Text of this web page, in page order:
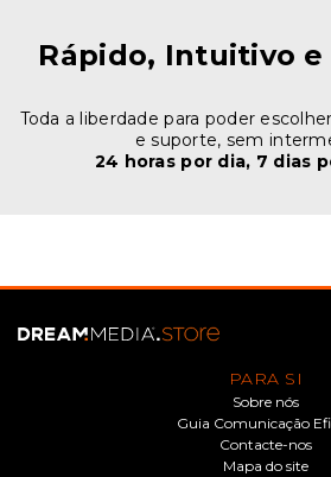
Rápido, Intuitivo
Toda a liberdade para poder
e suporte, sem
24 horas por dia, 7 dias
PARA SI
Sobre nós
Guia Comunicação
Contacte-nos
Mapa do site